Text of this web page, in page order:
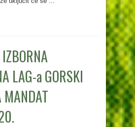
LAG-a GORSKI
MANDAT